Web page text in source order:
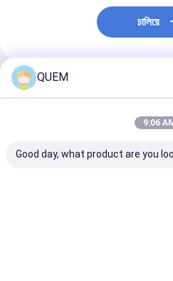
চালিয়ে
প্রস্তাবিত পণ্য
QUEM
9:06
Good day, what product are you